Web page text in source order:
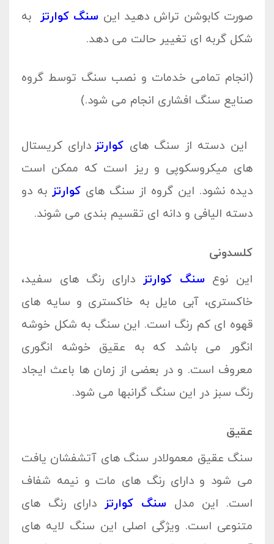
صورت کابوشن تراش دهید این سنگ کوارتز به
شکل گربه ای تغییر حالت می دهد.
(انجام تمامی خدمات و نصب سنگ توسط گروه
صنایع سنگ افشاری انجام می شود.)
این دسته از سنگ های کوارتز دارای کریستال
های میکروسکوپی و ریز است که ممکن است
دیده نشود. این گروه از سنگ هایکوارتز به دو
دسته الیافی و دانه ای تقسیم بندی می شوند.
کلسدونی
این نوع سنگ کوارتز دارای رنگ های سفید،
خاکستری، آبی مایل به خاکستری و سایه های
قهوه ای کم رنگ است. این سنگ به شکل خوشه
انگور می باشد که به عقیق خوشه انگوری
معروف است. و در بعضی از زمان ها باعث ایجاد
رنگ سبز در این سنگ گرانبها می شود.
عقیق
سنگ عقیق معمولادر سنگ های آتشفشان یافت
می شود و دارای رنگ های مات و نیمه شفاف
است. این مدل سنگ کوارتز دارای رنگ های
متنوعی است. ویژگی اصلی این سنگ لایه های